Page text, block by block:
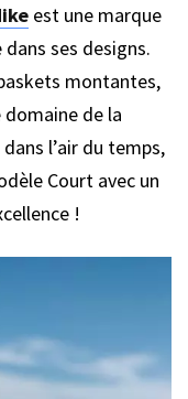
est une marque
ses designs.
montantes,
domaine de la
l’air du temps,
Court avec un
!